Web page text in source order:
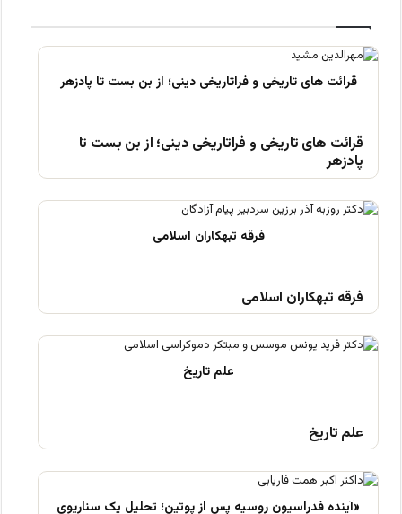
قرائت های تاریخی و فراتاریخی دینی؛ از بن بست تا
پادزهر
فرقه تبهکاران اسلامی
علم تاریخ